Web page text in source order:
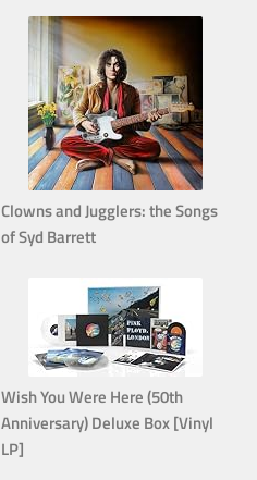
Clowns and Jugglers: the Songs
of Syd Barrett
Wish You Were Here (50th
Anniversary) Deluxe Box [Vinyl
LP]